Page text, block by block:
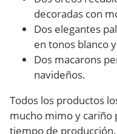
decoradas con
Dos elegantes
en tonos blanco
Dos macarons
navideños.
Todos los productos
mucho mimo y cariño
tiempo de